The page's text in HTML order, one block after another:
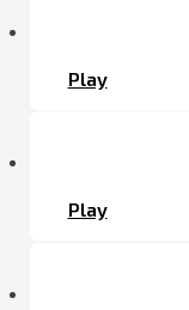
Play
Play